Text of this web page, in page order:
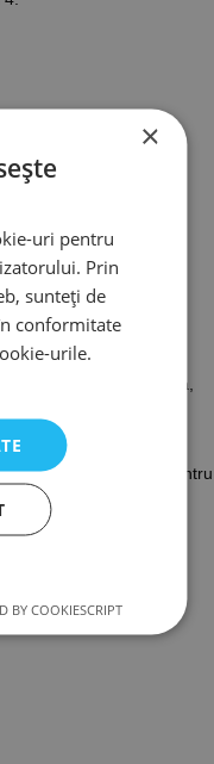
cuplu, iubirile
regretele, furia,
de mari tulburari
este un bun balsam pentru
×
uri pentru
Prin
sunteți de
conformitate
urile.
BY COOKIESCRIPT